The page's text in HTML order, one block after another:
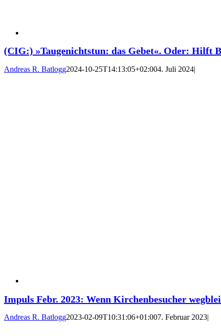
(CIG:) »Taugenichtstun: das Gebet«. Oder: Hilft
Andreas R. Batlogg2024-10-25T14:13:05+02:004. Juli 2024|
Impuls Febr. 2023: Wenn Kirchenbesucher
Andreas R. Batlogg2023-02-09T10:31:06+01:007. Februar 2023|